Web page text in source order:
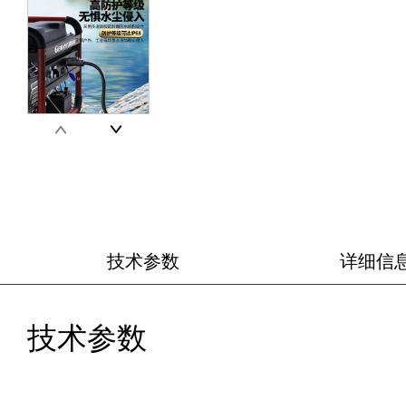
技术参数 详细信
技术参数